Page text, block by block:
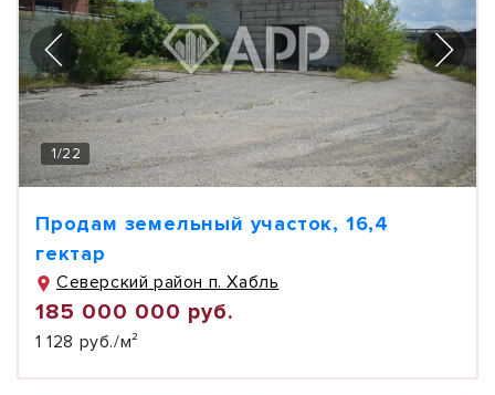
1/22
Продам земельный участок, 16,4
гектар
Северский район п. Хабль
185 000 000 руб.
1 128 руб./м²